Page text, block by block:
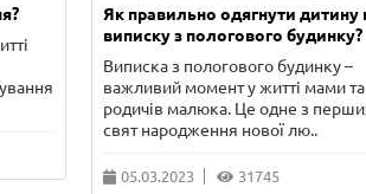
Як правильно одягнути дитину
виписку з пологового будинку?
Виписка з пологового будинку –
важливий момент у житті мами та
родичів малюка. Це одне з
свят народження нової лю..
05.03.2023 31745